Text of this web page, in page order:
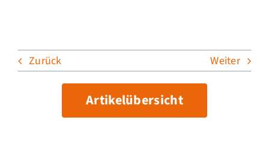
Zurück Weiter
Artikelübersicht